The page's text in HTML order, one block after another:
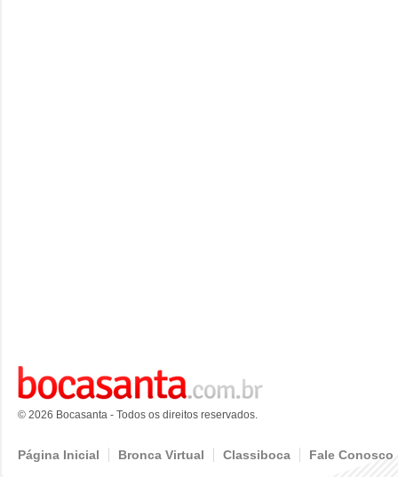
© 2026 Bocasanta - Todos os direitos reservados.
Página Inicial Bronca Virtual Classiboca Fale Conosco